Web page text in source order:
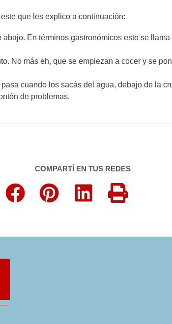
que les explico a continuación:
En términos gastronómicos esto se llama
No más eh, que se empiezan a cocer y se
cuando los sacás del agua, debajo de la
de problemas.
COMPARTÍ EN TUS REDES